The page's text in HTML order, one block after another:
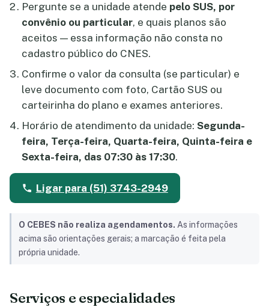
Pergunte se a unidade atende pelo SUS, por
convênio ou particular, e quais planos são
aceitos — essa informação não consta no
cadastro público do CNES.
Confirme o valor da consulta (se particular) e
leve documento com foto, Cartão SUS ou
carteirinha do plano e exames anteriores.
Horário de atendimento da unidade: Segunda-
feira, Terça-feira, Quarta-feira, Quinta-feira e
Sexta-feira, das 07:30 às 17:30.
Ligar para (51) 3743-2949
O CEBES não realiza agendamentos. As informações
acima são orientações gerais; a marcação é feita pela
própria unidade.
Serviços e especialidades